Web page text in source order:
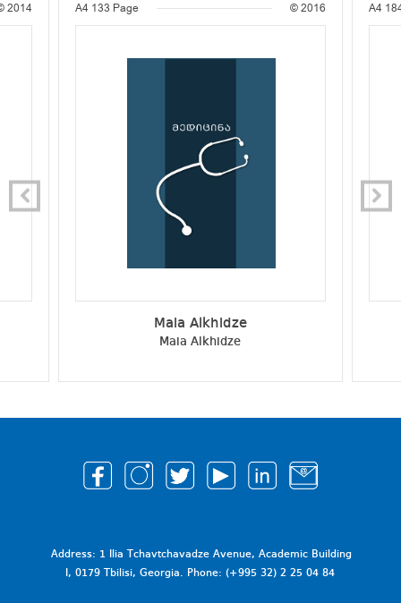
2014 A4 133 Page © 2016
Maia Alkhidze
Maia Alkhidze
A4
Address: 1 Ilia Tchavtchavadze Avenue, Academic Building
I, 0179 Tbilisi, Georgia. Phone: (+995 32) 2 25 04 84